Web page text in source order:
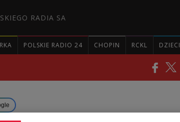
RADIA SA
POLSKIE RADIO 24 CHOPIN RCKL DZIECI